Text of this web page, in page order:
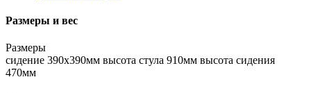
Размеры и вес
Размеры
сидение 390х390мм высота стула 910мм высота сидения
470мм